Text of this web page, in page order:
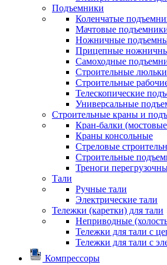
Подъемники
Коленчатые
Мачтовые
Ножничные
Прицепные
Самоходные
Строительные люльки
Строительные
Телескопические
Универсальные
Строительные краны и
Кран-балки
Краны консольные
Стреловые
Строительные
Треноги
Тали
Ручные тали
Электрические тали
Тележки (каретки) для тали
Неприводные
Тележки для тали с
Тележки для тали с
Компрессоры